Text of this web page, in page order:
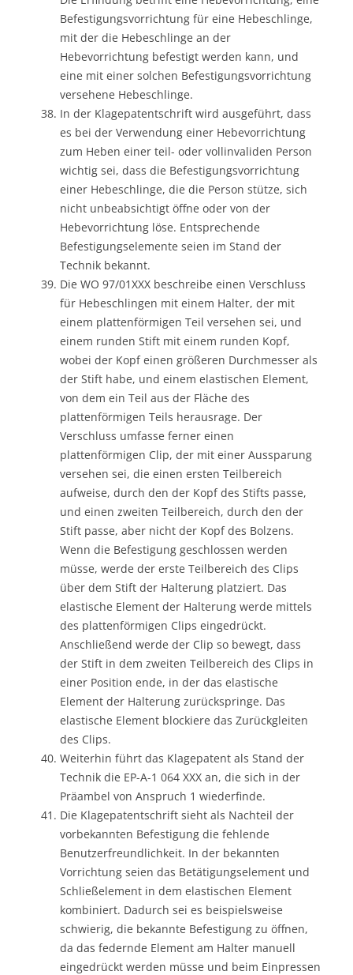
Befestigungsvorrichtung für eine Hebeschlinge,
mit der die Hebeschlinge an der
Hebevorrichtung befestigt werden kann, und
eine mit einer solchen Befestigungsvorrichtung
versehene Hebeschlinge.
In der Klagepatentschrift wird ausgeführt, dass
es bei der Verwendung einer Hebevorrichtung
zum Heben einer teil- oder vollinvaliden Person
wichtig sei, dass die Befestigungsvorrichtung
einer Hebeschlinge, die die Person stütze, sich
nicht unbeabsichtigt öffne oder von der
Hebevorrichtung löse. Entsprechende
Befestigungselemente seien im Stand der
Technik bekannt.
Die WO 97/01XXX beschreibe einen Verschluss
für Hebeschlingen mit einem Halter, der mit
einem plattenförmigen Teil versehen sei, und
einem runden Stift mit einem runden Kopf,
wobei der Kopf einen größeren Durchmesser als
der Stift habe, und einem elastischen Element,
von dem ein Teil aus der Fläche des
plattenförmigen Teils herausrage. Der
Verschluss umfasse ferner einen
plattenförmigen Clip, der mit einer Aussparung
versehen sei, die einen ersten Teilbereich
aufweise, durch den der Kopf des Stifts passe,
und einen zweiten Teilbereich, durch den der
Stift passe, aber nicht der Kopf des Bolzens.
Wenn die Befestigung geschlossen werden
müsse, werde der erste Teilbereich des Clips
über dem Stift der Halterung platziert. Das
elastische Element der Halterung werde mittels
des plattenförmigen Clips eingedrückt.
Anschließend werde der Clip so bewegt, dass
der Stift in dem zweiten Teilbereich des Clips in
einer Position ende, in der das elastische
Element der Halterung zurückspringe. Das
elastische Element blockiere das Zurückgleiten
des Clips.
Weiterhin führt das Klagepatent als Stand der
Technik die EP-A-1 064 XXX an, die sich in der
Präambel von Anspruch 1 wiederfinde.
Die Klagepatentschrift sieht als Nachteil der
vorbekannten Befestigung die fehlende
Benutzerfreundlichkeit. In der bekannten
Vorrichtung seien das Betätigungselement und
Schließelement in dem elastischen Element
kombiniert. Dadurch sei es beispielsweise
schwierig, die bekannte Befestigung zu öffnen,
da das federnde Element am Halter manuell
eingedrückt werden müsse und beim Einpressen